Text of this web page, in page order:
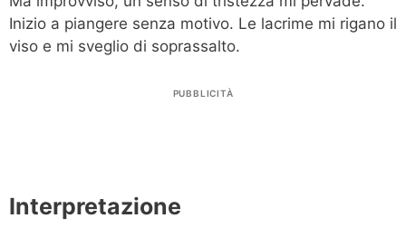
Inizio a piangere senza motivo. Le lacrime mi rigano il
viso e mi sveglio di soprassalto.
PUBBLICITÀ
Interpretazione